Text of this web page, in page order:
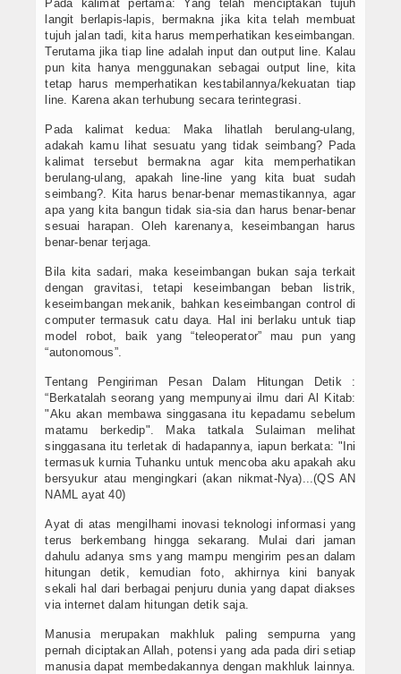
Pada kalimat pertama: Yang telah menciptakan tujuh
langit berlapis-lapis, bermakna jika kita telah membuat
tujuh jalan tadi, kita harus memperhatikan keseimbangan.
Terutama jika tiap line adalah input dan output line. Kalau
pun kita hanya menggunakan sebagai output line, kita
tetap harus memperhatikan kestabilannya/kekuatan tiap
line. Karena akan terhubung secara terintegrasi.
Pada kalimat kedua: Maka lihatlah berulang-ulang,
adakah kamu lihat sesuatu yang tidak seimbang? Pada
kalimat tersebut bermakna agar kita memperhatikan
berulang-ulang, apakah line-line yang kita buat sudah
seimbang?. Kita harus benar-benar memastikannya, agar
apa yang kita bangun tidak sia-sia dan harus benar-benar
sesuai harapan. Oleh karenanya, keseimbangan harus
benar-benar terjaga.
Bila kita sadari, maka keseimbangan bukan saja terkait
dengan gravitasi, tetapi keseimbangan beban listrik,
keseimbangan mekanik, bahkan keseimbangan control di
computer termasuk catu daya. Hal ini berlaku untuk tiap
model robot, baik yang “teleoperator” mau pun yang
“autonomous”.
Tentang Pengiriman Pesan Dalam Hitungan Detik :
“Berkatalah seorang yang mempunyai ilmu dari Al Kitab:
"Aku akan membawa singgasana itu kepadamu sebelum
matamu berkedip". Maka tatkala Sulaiman melihat
singgasana itu terletak di hadapannya, iapun berkata: "Ini
termasuk kurnia Tuhanku untuk mencoba aku apakah aku
bersyukur atau mengingkari (akan nikmat-Nya)...(QS AN
NAML ayat 40)
Ayat di atas mengilhami inovasi teknologi informasi yang
terus berkembang hingga sekarang. Mulai dari jaman
dahulu adanya sms yang mampu mengirim pesan dalam
hitungan detik, kemudian foto, akhirnya kini banyak
sekali hal dari berbagai penjuru dunia yang dapat diakses
via internet dalam hitungan detik saja.
Manusia merupakan makhluk paling sempurna yang
pernah diciptakan Allah, potensi yang ada pada diri setiap
manusia dapat membedakannya dengan makhluk lainnya.